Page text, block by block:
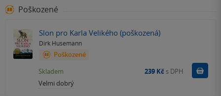
Poškozené
Slon pro Karla Velikého (poškozená)
Dirk Husemann
Poškozené
Velmi dobrý
Skladem 239 Kč s DPH